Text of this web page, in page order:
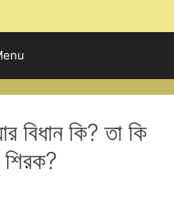
বিধান কি? তা কি